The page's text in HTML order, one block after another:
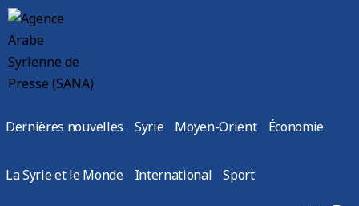
Dernières nouvelles Syrie Moyen-Orient Économie
La Syrie et le Monde International Sport